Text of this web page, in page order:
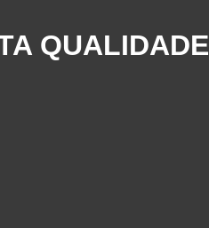
QUALIDADE